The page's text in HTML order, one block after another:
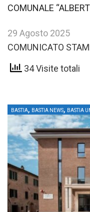
COMUNALE
29 Agosto 2025
COMUNICATO
34 Visite totali
BASTIA, BASTIA NEWS, BASTIA